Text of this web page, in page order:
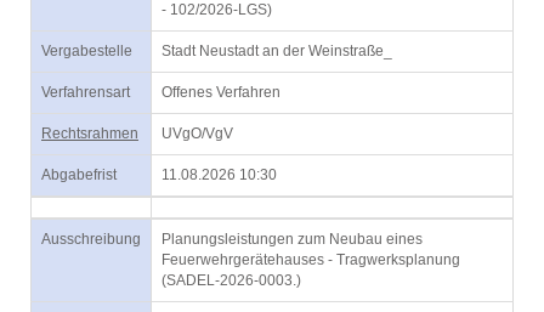
- 102/2026-LGS)
Vergabestelle Stadt Neustadt an der Weinstraße_
Verfahrensart Offenes Verfahren
Rechtsrahmen UVgO/VgV
Abgabefrist 11.08.2026 10:30
Ausschreibung
Planungsleistungen zum Neubau eines
Feuerwehrgerätehauses - Tragwerksplanung
(SADEL-2026-0003.)